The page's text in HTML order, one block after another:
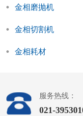
金相磨抛机
金相切割机
金相耗材
服务热线：
021-